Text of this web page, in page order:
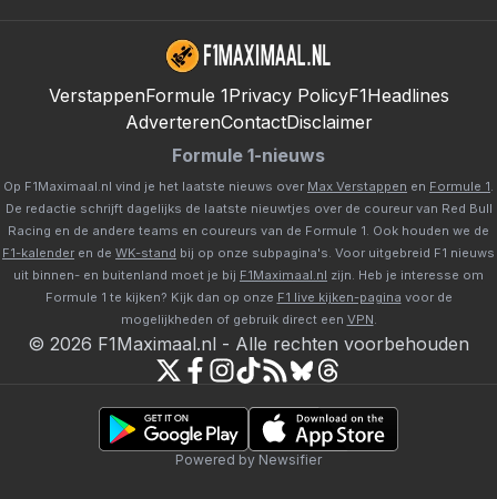
VerstappenFormule 1Privacy PolicyF1Headlines
AdverterenContactDisclaimer
Formule 1-nieuws
Op F1Maximaal.nl vind je het laatste nieuws over Max Verstappen en Formule 1.
De redactie schrijft dagelijks de laatste nieuwtjes over de coureur van Red Bull
Racing en de andere teams en coureurs van de Formule 1. Ook houden we de
F1-kalender en de WK-stand bij op onze subpagina's. Voor uitgebreid F1 nieuws
uit binnen- en buitenland moet je bij F1Maximaal.nl zijn. Heb je interesse om
Formule 1 te kijken? Kijk dan op onze F1 live kijken-pagina voor de
mogelijkheden of gebruik direct een VPN.
© 2026 F1Maximaal.nl - Alle rechten voorbehouden
Powered by Newsifier